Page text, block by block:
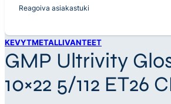
Reagoiva asiakastuki
KEVYTMETALLIVANTEET
GMP Ultrivity
10×22 5/112 ET26